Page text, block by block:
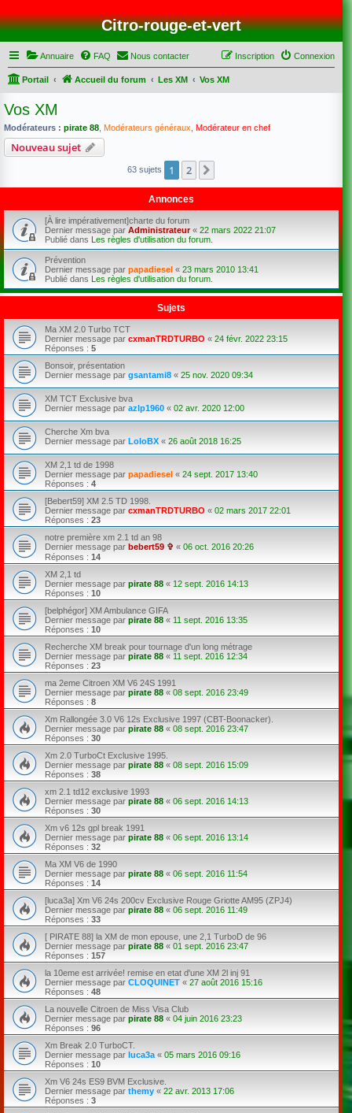
Citro-rouge-et-vert
Annuaire FAQ Nous contacter Connexion
Inscription
Portail Accueil du forum Les XM Vos XM
Vos XM
Modérateurs : pirate 88 Modérateurs généraux Modérateur en chef
Nouveau sujet
63 sujets 1 2
Annonces
[À lire impérativement]charte du forum
Dernier message par Administrateur« 22 mars 2022 21:07
Publié dans Les règles d'utilisation du forum.
Prévention
Dernier message par papadiesel « 23 mars 2010 13:41
Publié dans Les règles d'utilisation du forum.
Sujets
Ma XM 2.0 Turbo TCT
Dernier message par cxmanTRDTURBO « 24 févr. 2022 23:15
Réponses : 5
Bonsoir, présentation
Dernier message par gsantami8 « 25 nov. 2020 09:34
XM TCT Exclusive bva
Dernier message par azlp1960 « 02 avr. 2020 12:00
Cherche Xm bva
Dernier message par LoloBX « 26 août 2018 16:25
XM 2,1 td de 1998
Dernier message par papadiesel « 24 sept. 2017 13:40
Réponses : 4
[Bebert59] XM 2.5 TD 1998.
Dernier message par cxmanTRDTURBO « 02 mars 2017 22:01
Réponses : 23
notre première xm 2.1 td an 98
Dernier message par bebert59 ✞ « 06 oct. 2016 20:26
Réponses : 14
XM 2,1 td
Dernier message par pirate 88 « 12 sept. 2016 14:13
Réponses : 10
[belphégor] XM Ambulance GIFA
Dernier message par pirate 88 « 11 sept. 2016 13:35
Réponses : 10
Recherche XM break pour tournage d'un long métrage
Dernier message par pirate 88 « 11 sept. 2016 12:34
Réponses : 23
ma 2eme Citroen XM V6 24S 1991
Dernier message par pirate 88 « 08 sept. 2016 23:49
Réponses : 8
Xm Rallongée 3.0 V6 12s Exclusive 1997 (CBT-Boonacker).
Dernier message par pirate 88 « 08 sept. 2016 23:47
Réponses : 30
Xm 2.0 TurboCt Exclusive 1995.
Dernier message par pirate 88 « 08 sept. 2016 15:09
Réponses : 38
xm 2.1 td12 exclusive 1993
Dernier message par pirate 88 « 06 sept. 2016 14:13
Réponses : 30
Xm v6 12s gpl break 1991
Dernier message par pirate 88 « 06 sept. 2016 13:14
Réponses : 32
Ma XM V6 de 1990
Dernier message par pirate 88 « 06 sept. 2016 11:54
Réponses : 14
[luca3a] Xm V6 24s 200cv Exclusive Rouge Griotte AM95 (ZPJ4)
Dernier message par pirate 88 « 06 sept. 2016 11:49
Réponses : 33
[ PIRATE 88] la XM de mon epouse, une 2,1 TurboD de 96
Dernier message par pirate 88 « 01 sept. 2016 23:47
Réponses : 157
la 10eme est arrivée! remise en etat d'une XM 2l inj 91
Dernier message par CLOQUINET « 27 août 2016 15:16
Réponses : 48
La nouvelle Citroen de Miss Visa Club
Dernier message par pirate 88 « 04 juin 2016 23:23
Réponses : 96
Xm Break 2.0 TurboCT.
Dernier message par luca3a « 05 mars 2016 09:16
Réponses : 10
Xm V6 24s ES9 BVM Exclusive.
Dernier message par themy « 22 avr. 2013 17:06
Réponses : 3